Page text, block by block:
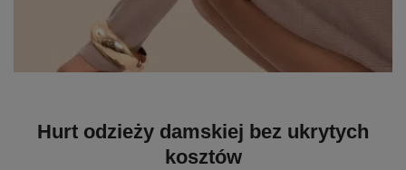
Hurt odzieży damskiej bez ukrytych
kosztów